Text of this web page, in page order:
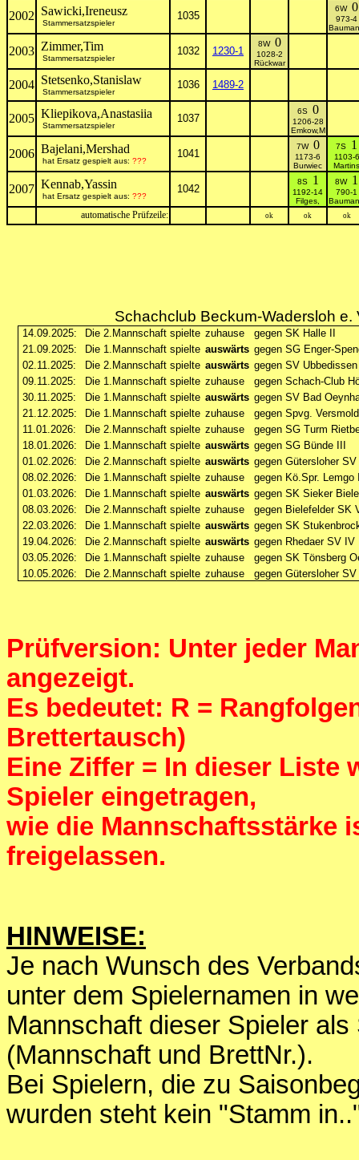
2002 Sawicki,Ireneusz
Stammersatzspieler
1035
6W 0
973-4
2003 Zimmer,Tim
Stammersatzspieler
1032 1230-1
8W 0
1028-2
Rückwar
2004 Stetsenko,Stanislaw
Stammersatzspieler
1036 1489-2
2005 Kliepikova,Anastasiia
Stammersatzspieler
1037
6S 0
1206-28
Emkow,M
2006 Bajelani,Mershad
hat Ersatz gespielt aus: ???
1041
7W 0
1173-6
Burwiec
7S 1
1103-6
Martins
2007 Kennab,Yassin
hat Ersatz gespielt aus: ???
1042
8S 1
1192-14
Filges,
8W 1
790-1
automatische Prüfzeile: ok ok ok
Schachclub Beckum-Wadersloh e.
14.09.2025: Die 2.Mannschaft spielte zuhause
gegen SK Halle II
21.09.2025:
Die 1.Mannschaft spielte auswärts gegen SG Enger-
02.11.2025:
Die 2.Mannschaft spielte auswärts gegen SV
09.11.2025:
Die 1.Mannschaft spielte zuhause
gegen Schach-Club
30.11.2025:
Die 1.Mannschaft spielte auswärts gegen SV Bad
21.12.2025:
Die 1.Mannschaft spielte zuhause
gegen Spvg. Versmold
11.01.2026:
Die 2.Mannschaft spielte zuhause
gegen SG Turm
18.01.2026:
Die 1.Mannschaft spielte auswärts gegen SG Bünde III
01.02.2026:
Die 2.Mannschaft spielte auswärts gegen Gütersloher
08.02.2026:
Die 1.Mannschaft spielte zuhause
gegen Kö.Spr. Lemgo
01.03.2026:
Die 1.Mannschaft spielte auswärts gegen SK Sieker
08.03.2026:
Die 2.Mannschaft spielte zuhause
gegen Bielefelder SK
22.03.2026:
Die 1.Mannschaft spielte auswärts gegen SK
19.04.2026:
Die 2.Mannschaft spielte auswärts gegen Rhedaer SV IV
03.05.2026:
Die 1.Mannschaft spielte zuhause
gegen SK Tönsberg
10.05.2026:
Die 2.Mannschaft spielte zuhause gegen Gütersloher
Prüfversion: Unter jeder
angezeigt.
Es bedeutet: R =
Brettertausch)
Eine Ziffer = In dieser Liste
Spieler eingetragen,
wie die Mannschaftsstärke
freigelassen.
HINWEISE:
Je nach Wunsch des
unter dem Spielernamen in
Mannschaft dieser Spieler
(Mannschaft und BrettNr.).
Bei Spielern, die zu
wurden steht kein "Stamm